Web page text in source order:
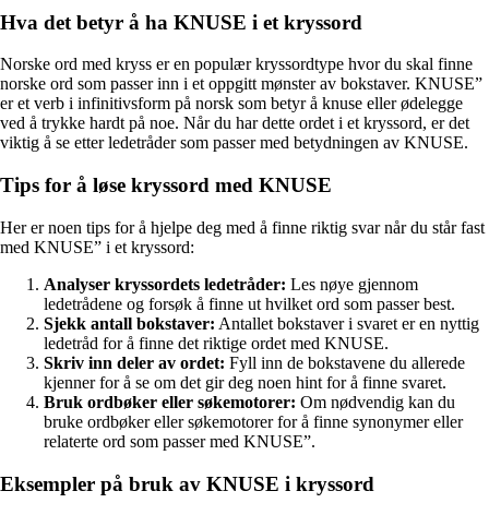
Hva det betyr å ha KNUSE i et kryssord
Norske ord med kryss er en populær kryssordtype hvor du skal finne
norske ord som passer inn i et oppgitt mønster av bokstaver. KNUSE”
er et verb i infinitivsform på norsk som betyr å knuse eller ødelegge
ved å trykke hardt på noe. Når du har dette ordet i et kryssord, er det
viktig å se etter ledetråder som passer med betydningen av KNUSE.
Tips for å løse kryssord med KNUSE
Her er noen tips for å hjelpe deg med å finne riktig svar når du står fast
med KNUSE” i et kryssord:
Analyser kryssordets ledetråder: Les nøye gjennom
ledetrådene og forsøk å finne ut hvilket ord som passer best.
Sjekk antall bokstaver: Antallet bokstaver i svaret er en nyttig
ledetråd for å finne det riktige ordet med KNUSE.
Skriv inn deler av ordet: Fyll inn de bokstavene du allerede
kjenner for å se om det gir deg noen hint for å finne svaret.
Bruk ordbøker eller søkemotorer: Om nødvendig kan du
bruke ordbøker eller søkemotorer for å finne synonymer eller
relaterte ord som passer med KNUSE”.
Eksempler på bruk av KNUSE i kryssord